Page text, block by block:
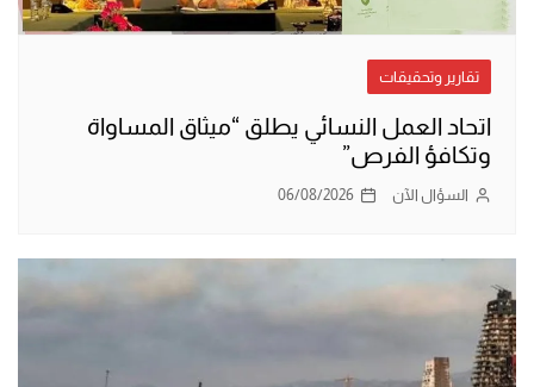
تقارير وتحقيقات
اتحاد العمل النسائي يطلق “ميثاق المساواة
وتكافؤ الفرص”
السؤال الآن 06/08/2026